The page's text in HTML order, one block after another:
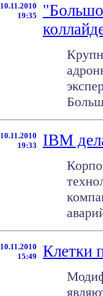
10.11.2010
19:35
10.11.2010
19:33
IBM
10.11.2010
15:49
Клетки